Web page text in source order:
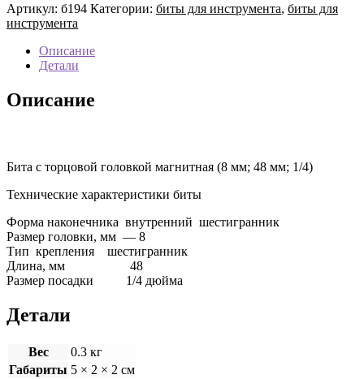
Артикул: б194 Категории: биты для инструмента, биты для
инструмента
Описание
Детали
Описание
Бита с торцовой головкой магнитная (8 мм; 48 мм; 1/4)
Технические характеристики биты
Форма наконечника внутренний шестигранник
Размер головки, мм — 8
Тип крепления шестигранник
Длина, мм 48
Размер посадки 1/4 дюйма
Детали
Вес
0.3 кг
Габариты 5 × 2 × 2 см